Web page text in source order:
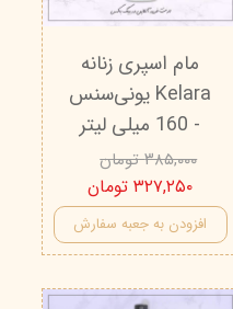
مام اسپری زنانه
Kelara یونی‌سنس
- 160 میلی لیتر
۳۸۵,۰۰۰ تومان
۳۲۷,۲۵۰ تومان
افزودن به جعبه سفارش